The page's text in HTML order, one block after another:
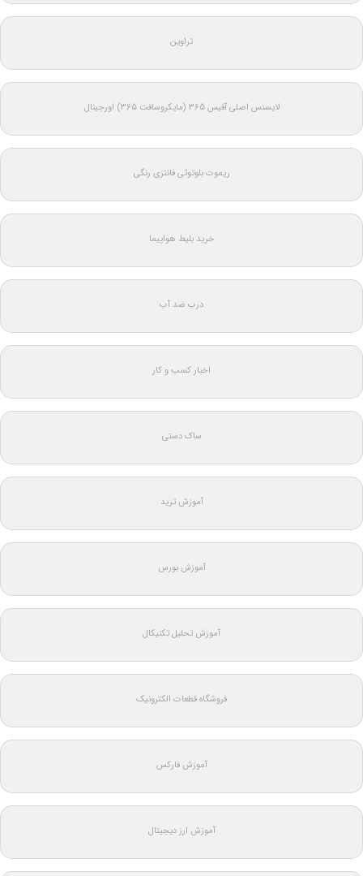
تراوین
لایسنس اصلی آفیس 365 (مایکروسافت 365) اورجینال
ریموت بلوتوثی فانتزی رنگی
خرید بلیط هواپیما
درب ضد آب
اخبار کسب و کار
ساک دستی
آموزش ترید
آموزش بورس
آموزش تحلیل تکنیکال
فروشگاه قطعات الکترونیک
آموزش فارکس
آموزش ارز دیجیتال